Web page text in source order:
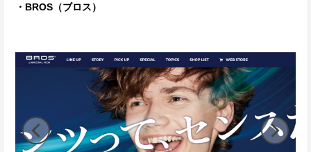
・BROS（ブロス）